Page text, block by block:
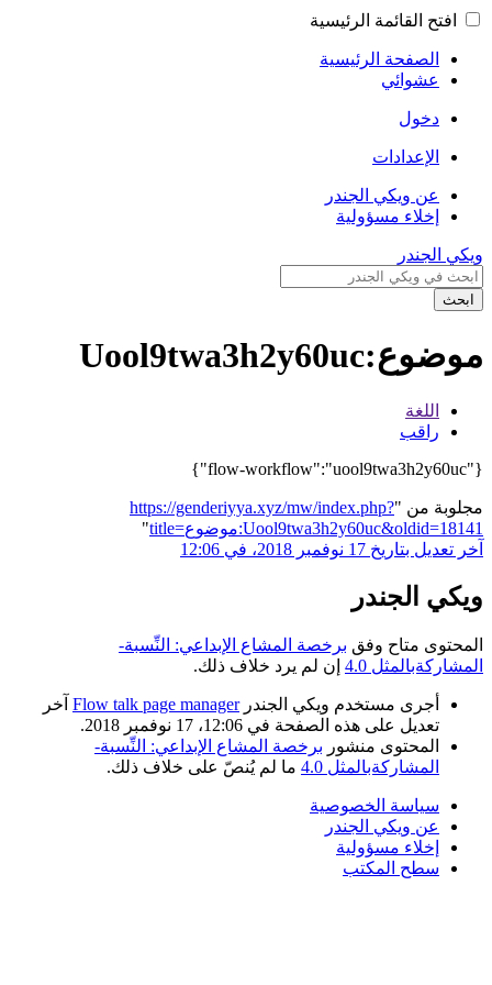
افتح القائمة الرئيسية
الصفحة الرئيسية
عشوائي
دخول
الإعدادات
عن ويكي الجندر
إخلاء مسؤولية
ويكي الجندر
ابحث
موضوع:Uool9twa3h2y60uc
اللغة
راقب
{"flow-workflow":"uool9twa3h2y60uc"}
مجلوبة من "https://genderiyya.xyz/mw/index.php?
title=موضوع:Uool9twa3h2y60uc&oldid=18141
"
آخر تعديل بتاريخ 17 نوفمبر 2018، في 12:06
ويكي الجندر
المحتوى متاح وفق برخصة المشاع الإبداعي: النِّسبة-
المشاركةبالمثل 4.0
إن لم يرد خلاف ذلك.
أجرى مستخدم ويكي الجندرFlow talk page manager آخر
تعديل على هذه الصفحة في 12:06، 17 نوفمبر 2018.
المحتوى منشور برخصة المشاع الإبداعي: النِّسبة-
المشاركةبالمثل 4.0
ما لم يُنصّ على خلاف ذلك.
سياسة الخصوصية
عن ويكي الجندر
إخلاء مسؤولية
سطح المكتب